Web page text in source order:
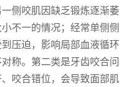
侧咬肌因缺乏锻炼逐渐萎
不一的情况；经常单侧侧
压迫，影响局部血液循环
称。第二类是牙齿咬合问
咬合错位，会导致面部肌